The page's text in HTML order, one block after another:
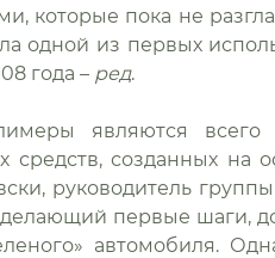
которые пока не
одной из первых
года – ред.
являются
средств, созданных на
руководитель
делающий первые шаги,
автомобиля.